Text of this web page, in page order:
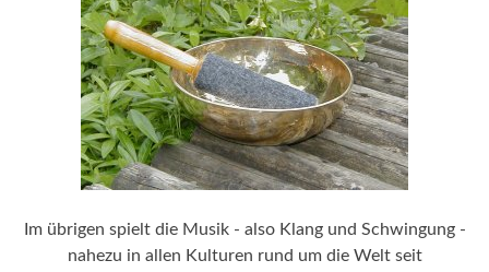
Im übrigen spielt die Musik - also Klang und Schwingung -
nahezu in allen Kulturen rund um die Welt seit